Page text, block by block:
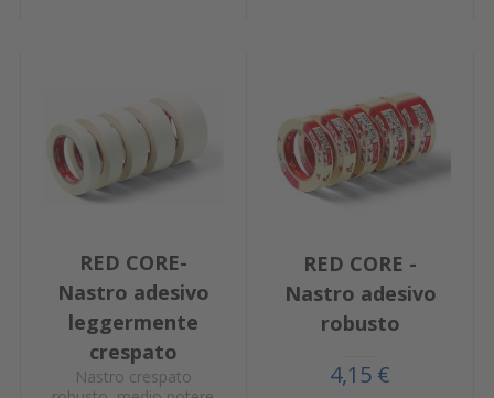
RED CORE-
Nastro adesivo
leggermente
crespato
Nastro crespato
RED CORE -
Nastro adesivo
robusto
4,15 €